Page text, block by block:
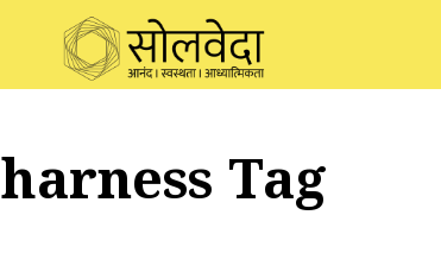
harness Tag